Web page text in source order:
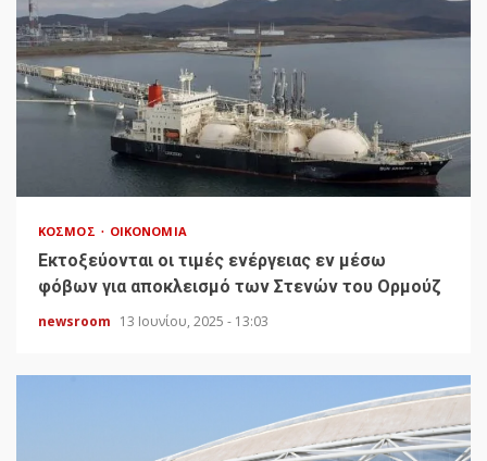
ΚΌΣΜΟΣ ΟΙΚΟΝΟΜΊΑ
Εκτοξεύονται οι τιμές ενέργειας εν μέσω
φόβων για αποκλεισμό των Στενών του Ορμούζ
newsroom 13 Ιουνίου, 2025 - 13:03